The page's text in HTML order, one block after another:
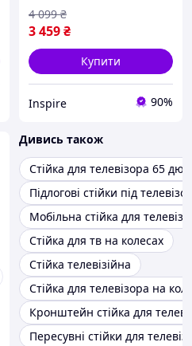
3 459₴
4 099 ₴
Купити
Inspire 90%
Дивись також
Стійка для телевізора 65
Підлогові стійки під
Мобільна стійка для
Стійка для тв на колесах
Стійка телевізійна
Стійка для телевізора на
Кронштейн стійка для
Пересувні стійки для